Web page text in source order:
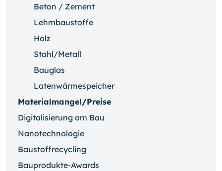
Beton / Zement
Lehmbaustoffe
Holz
Stahl/Metall
Bauglas
Latenwärmespeicher
Materialmangel/Preise
Digitalisierung am Bau
Nanotechnologie
Baustoffrecycling
Bauprodukte-Awards